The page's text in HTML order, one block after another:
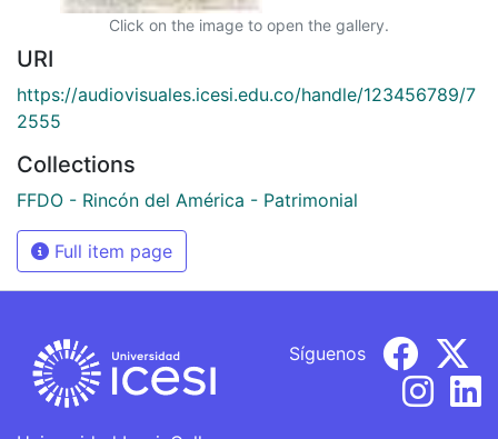
Click on the image to open the gallery.
URI
https://audiovisuales.icesi.edu.co/handle/123456789/7
2555
Collections
FFDO - Rincón del América - Patrimonial
Full item page
Síguenos